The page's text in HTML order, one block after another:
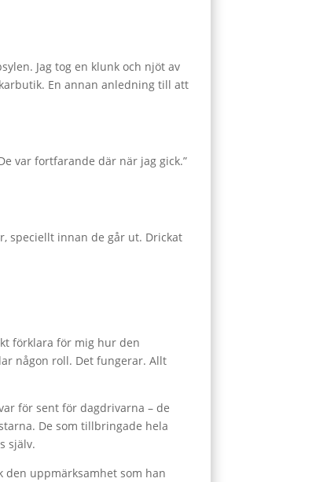
Jag tog en klunk och njöt av
En annan anledning till att
var fortfarande där när jag gick.”
speciellt innan de går ut. Drickat
förklara för mig hur den
någon roll. Det fungerar. Allt
för sent för dagdrivarna – de
De som tillbringade hela
själv.
den uppmärksamhet som han